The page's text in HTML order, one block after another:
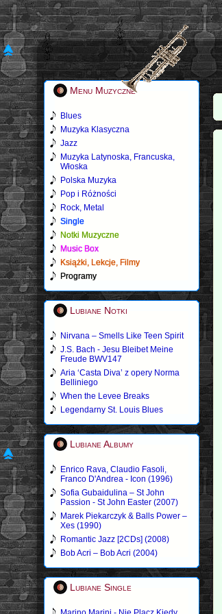
Menu Muzyczne
Blues
Muzyka Klasyczna
Jazz
Muzyka Latynoska, Francuska,
Włoska
Polska Muzyka
Pop i Różności
Rock, Metal
Single
Notki Muzyczne
Music Box
Książki, Lekcje, Filmy
Programy
Lubiane Notki
Nirvana – Smells Like Teen Spirit
J.S. Bach - Jesu Bleibet Meine
Freude BWV147
Aria ‘Casta Diva’ z opery Norma
Belliniego
When the Levee Breaks
Legendarny St. Louis Blues
Lubiane Albumy
Enrico Rava, Claudio Fasoli,
Franco D'Andrea - Icon (1996)
Sofia Gubaidulina – St John
Passion - St John Easter (2007)
Marek Piekarczyk & Balls Power –
Xes (1990)
Romantic Jazz [2CDs] (2008)
Bob Acri – Bob Acri (2004)
Lubiane Single